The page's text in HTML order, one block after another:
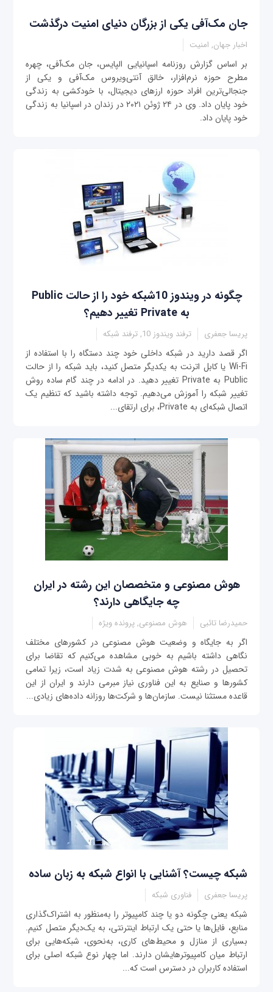
جان مک‌آفی یکی از بزرگان دنیای امنیت درگذشت
اخبار جهان, امنیت
بر اساس گزارش روزنامه اسپانیایی الپایس، جان مک‌آفی، چهره
مطرح حوزه نرم‌افزار، خالق آنتی‌ویروس مک‌آفی و یکی از
جنجالی‌ترین افراد حوزه ارزهای دیجیتال، با خودکشی به زندگی
خود پایان داد. وی در ۲۴ ژوئن ۲۰۲۱ در زندان در اسپانیا به زندگی
خود پایان داد.
چگونه در ویندوز 10شبکه خود را از حالت Public
به Private تغییر دهیم؟
پریسا جعفری ترفند ویندوز 10, ترفند شبکه
اگر قصد دارید در شبکه داخلی خود چند دستگاه را با استفاده از
Wi-Fi یا کابل اترنت به یکدیگر متصل کنید، باید شبکه را از حالت
Public به Private تغییر دهید. در ادامه در چند گام ساده روش
تغییر شبکه را آموزش می‌دهیم. توجه داشته باشید که تنظیم یک
اتصال شبکه‌ای به Private، برای ارتقای...
هوش مصنوعی و متخصصان این رشته در ایران
چه جایگاهی دارند؟
حمیدرضا تائبی هوش مصنوعی, پرونده ویژه
اگر به جایگاه و وضعیت هوش مصنوعی در کشورهای مختلف
نگاهی داشته باشیم به خوبی مشاهده می‌کنیم که تقاضا برای
تحصیل در رشته هوش مصنوعی به شدت زیاد است، زیرا تمامی
کشورها و صنایع به این فناوری نیاز مبرمی دارند و ایران از این
قاعده مستثنا نیست. سازمان‌ها و شرکت‌ها روزانه داده‌های زیادی...
شبکه چیست؟ آشنایی با انواع شبکه به زبان ساده
پریسا جعفری فناوری شبکه
شبکه یعنی چگونه دو یا چند کامپیوتر را به‌منظور به اشتراک‌گذاری
منابع، فایل‌ها یا حتی یک ارتباط اینترنتی، به یک‌دیگر متصل کنیم.
بسیاری از منازل و محیط‌های کاری، به‌نحوی، شبکه‌هایی برای
ارتباط میان کامپیوترهایشان دارند. اما چهار نوع شبکه اصلی برای
استفاده کاربران در دسترس است که...